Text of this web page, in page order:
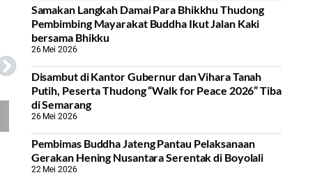
Samakan Langkah Damai Para Bhikkhu Thudong
Pembimbing Mayarakat Buddha Ikut Jalan Kaki
bersama Bhikku
26 Mei 2026
Disambut di Kantor Gubernur dan Vihara Tanah
Putih, Peserta Thudong “Walk for Peace 2026” Tiba
di Semarang
26 Mei 2026
‎Pembimas Buddha Jateng Pantau Pelaksanaan
Gerakan Hening Nusantara Serentak di Boyolali
22 Mei 2026